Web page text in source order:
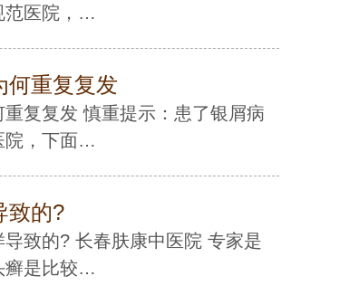
范医院，…
重复复发
复复发 慎重提示：患了银屑病
院，下面…
致的?
导致的? 长春肤康中医院 专家是
癣是比较…